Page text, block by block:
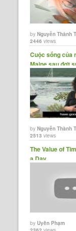
byNguyễn Thành
2446 views
Cuộc sống của
Maine sau đợt
byNguyễn Thành
2513 views
The Value of
a Day
byUyên Phạm